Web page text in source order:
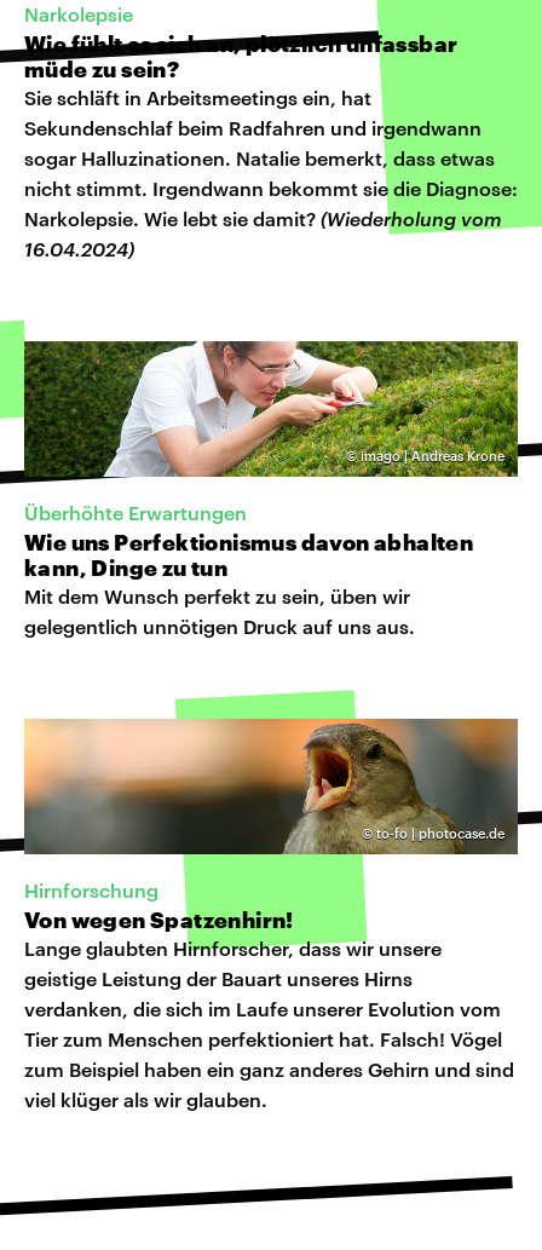
Narkolepsie
Wie fühlt es sich an, plötzlich unfassbar
müde zu sein?
Sie schläft in Arbeitsmeetings ein, hat
Sekundenschlaf beim Radfahren und irgendwann
sogar Halluzinationen. Natalie bemerkt, dass etwas
nicht stimmt. Irgendwann bekommt sie die Diagnose:
Narkolepsie. Wie lebt sie damit? (Wiederholung vom
16.04.2024)
©imago | Andreas Krone
Überhöhte Erwartungen
Wie uns Perfektionismus davon abhalten
kann, Dinge zu tun
Mit dem Wunsch perfekt zu sein, üben wir
gelegentlich unnötigen Druck auf uns aus.
©to-fo | photocase.de
Hirnforschung
Von wegen Spatzenhirn!
Lange glaubten Hirnforscher, dass wir unsere
geistige Leistung der Bauart unseres Hirns
verdanken, die sich im Laufe unserer Evolution vom
Tier zum Menschen perfektioniert hat. Falsch! Vögel
zum Beispiel haben ein ganz anderes Gehirn und sind
viel klüger als wir glauben.